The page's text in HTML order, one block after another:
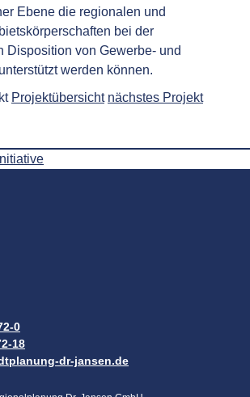
Ebene die regionalen und
bei der
Disposition von Gewerbe- und
werden können.
Projekt­übersicht nächstes Projekt
0
18
dr-jansen.de